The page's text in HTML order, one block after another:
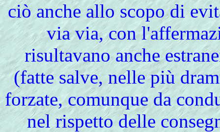
ciò anche allo scopo di
via via, con
risultavano anche
(fatte salve, nelle più
forzate, comunque da
nel rispetto delle